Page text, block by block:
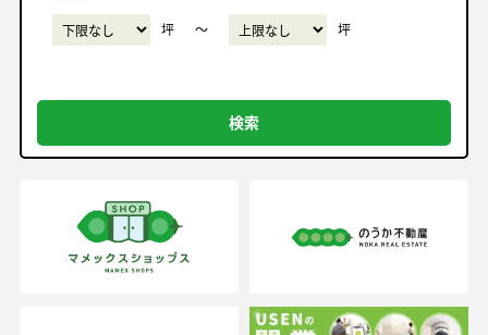
坪 〜 坪